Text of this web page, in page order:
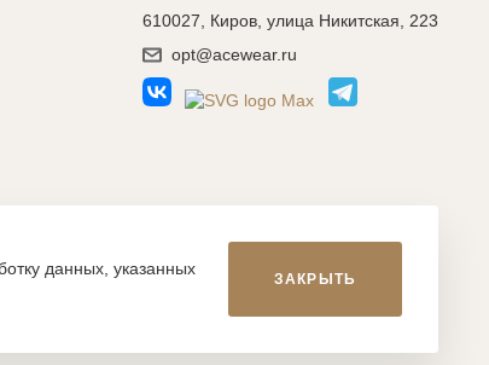
610027, Киров, улица Никитская, 223
opt@acewear.ru
иллюстрациями и т.д., являются
данных, указанных
ЗАКРЫТЬ